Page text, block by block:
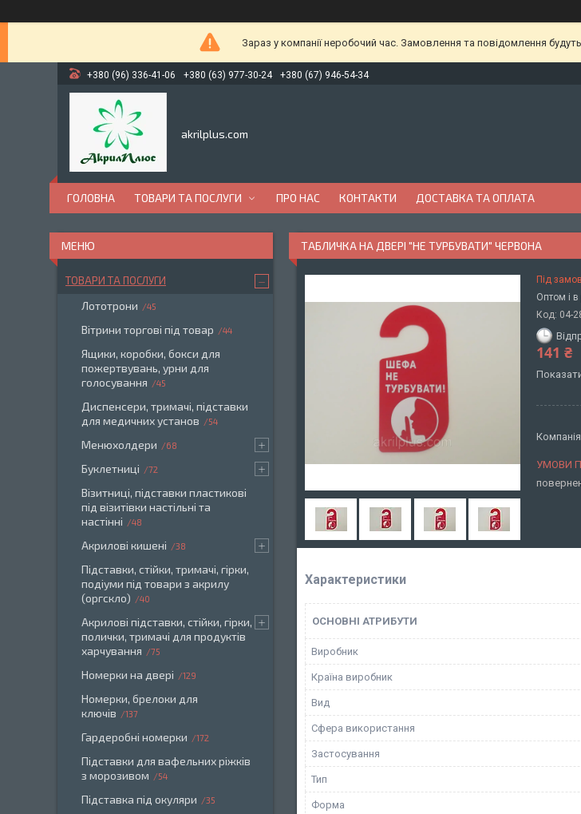
Зараз у компанії неробочий час. Замовлення та повідомлення
+380 (96) 336-41-06 +380 (63) 977-30-24 +380 (67) 946-54-34
akrilplus.com
ГОЛОВНА ТОВАРИ ТА ПОСЛУГИ ПРО НАС КОНТАКТИ ДОСТАВКА ТА ОПЛАТА
ТАБЛИЧКА НА ДВЕРІ "НЕ ТУРБУВАТИ" ЧЕРВОНА
Під
Оптом і в
Код: 04-
141 ₴
Характеристики
ОСНОВНІ АТРИБУТИ
Виробник
Країна виробник
Вид
Сфера використання
Застосування
Тип
Форма
ТОВАРИ ТА ПОСЛУГИ
Лототрони 45
Вітрини торгові під товар 44
Ящики, коробки, бокси для
пожертвувань, урни для
голосування
45
Диспенсери, тримачі, підставки
для медичних установ
54
Менюхолдери 68
Буклетниці 72
Візитниці, підставки пластикові
під візитівки настільні та
настінні
48
Акрилові кишені 38
Підставки, стійки, тримачі, гірки,
подіуми під товари з акрилу
(оргскло)
40
Акрилові підставки, стійки, гірки,
полички, тримачі для продуктів
харчування
75
Номерки на двері 129
Номерки, брелоки для
ключів
137
Гардеробні номерки 172
Підставки для вафельних ріжків
з морозивом
54
Підставка під окуляри 35